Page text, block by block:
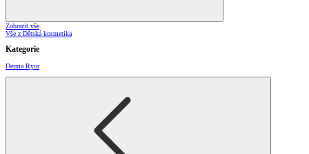
Zobrazit vše
Vše z Dětská kosmetika
Kategorie
Derma Ryor